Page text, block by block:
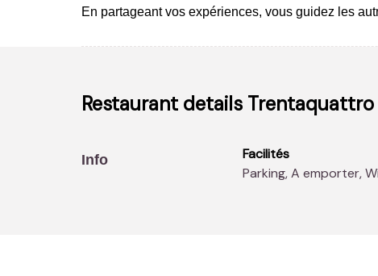
En partageant vos expériences, vous guidez les
Restaurant details Trentaquattro
Info
Facilités
Parking, A emporter,